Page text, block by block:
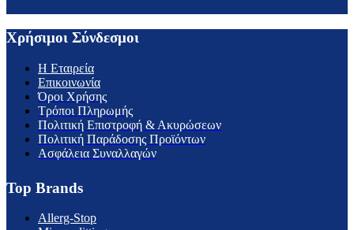
Χρήσιμοι Σύνδεσμοι
H Εταιρεία
Επικοινωνία
Όροι Χρήσης
Τρόποι Πληρωμής
Πολιτική Επιστροφή & Ακυρώσεων
Πολιτική Παράδοσης Προϊόντων
Ασφάλεια Συναλλαγών
Top Brands
Allerg-Stop